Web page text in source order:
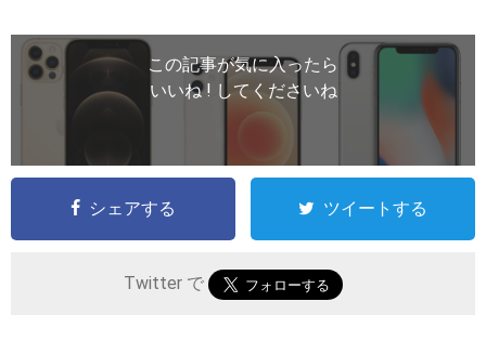
この記事が気に入ったら
いいね ! してくださいね
シェアする ツイートする
Twitter で